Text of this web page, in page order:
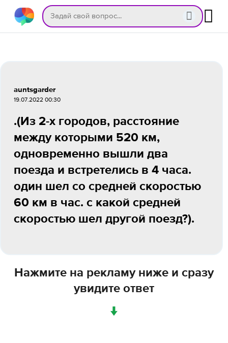
auntsgarder
19.07.2022 00:30
.(Из 2-х городов, расстояние
между которыми 520 км,
одновременно вышли два
поезда и встретелись в 4 часа.
один шел со средней скоростью
60 км в час. с какой средней
скоростью шел другой поезд?).
Нажмите на рекламу ниже и сразу
увидите ответ
↓